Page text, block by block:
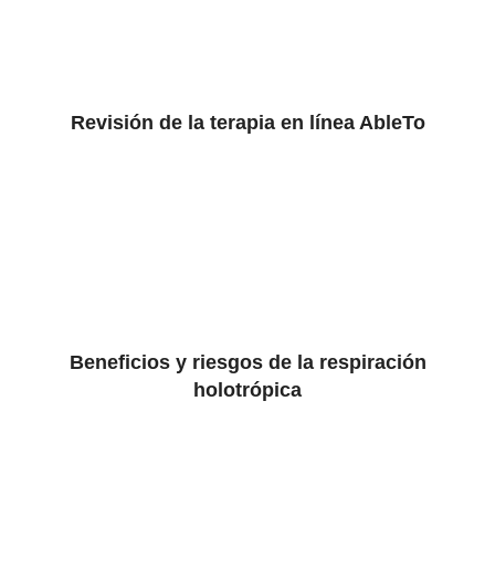
Revisión de la terapia en línea AbleTo
Beneficios y riesgos de la respiración
holotrópica